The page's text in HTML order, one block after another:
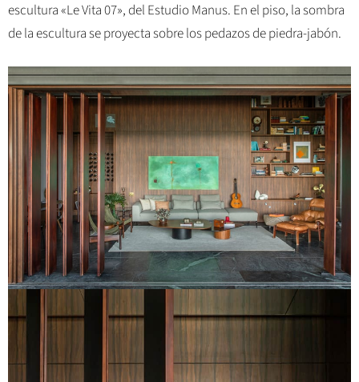
escultura «Le Vita 07», del Estudio Manus. En el piso, la sombra
de la escultura se proyecta sobre los pedazos de piedra-jabón.